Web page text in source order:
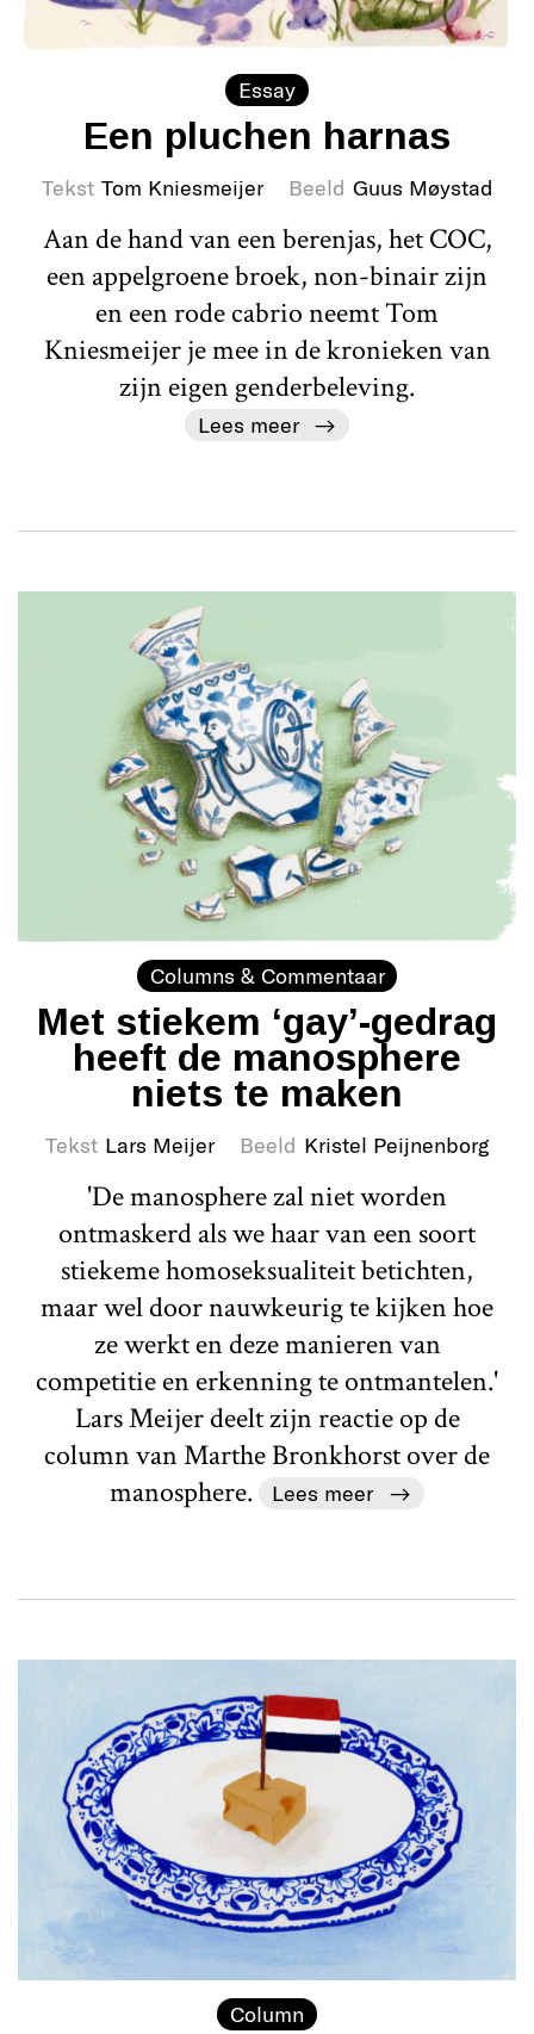
Essay
Een pluchen harnas
Tekst Tom Kniesmeijer Beeld Guus Møystad
Aan de hand van een berenjas, het COC,
een appelgroene broek, non-binair zijn
en een rode cabrio neemt Tom
Kniesmeijer je mee in de kronieken van
zijn eigen genderbeleving.
Lees meer
Columns & Commentaar
Met stiekem ‘gay’-gedrag
heeft de manosphere
niets te maken
Tekst Lars Meijer Beeld Kristel Peijnenborg
'De manosphere zal niet worden
ontmaskerd als we haar van een soort
stiekeme homoseksualiteit betichten,
maar wel door nauwkeurig te kijken hoe
ze werkt en deze manieren van
competitie en erkenning te ontmantelen.'
Lars Meijer deelt zijn reactie op de
column van Marthe Bronkhorst over de
manosphere.
Lees meer
Column